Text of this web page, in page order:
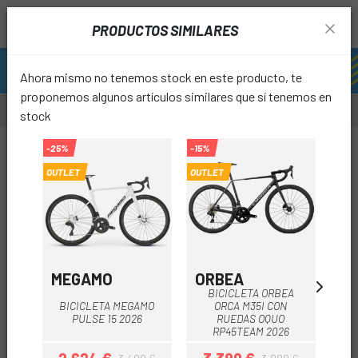
PRODUCTOS SIMILARES
Ahora mismo no tenemos stock en este producto, te
proponemos algunos artículos similares que sí tenemos en
stock
-25%
OUTLET
MEGAMO
BICICLETA MEGAMO
PULSE 15 2026
-15%
OUTLET
ORBEA
BICICLETA ORBEA
ORCA M35I CON
RUEDAS OQUO
RP45TEAM 2026